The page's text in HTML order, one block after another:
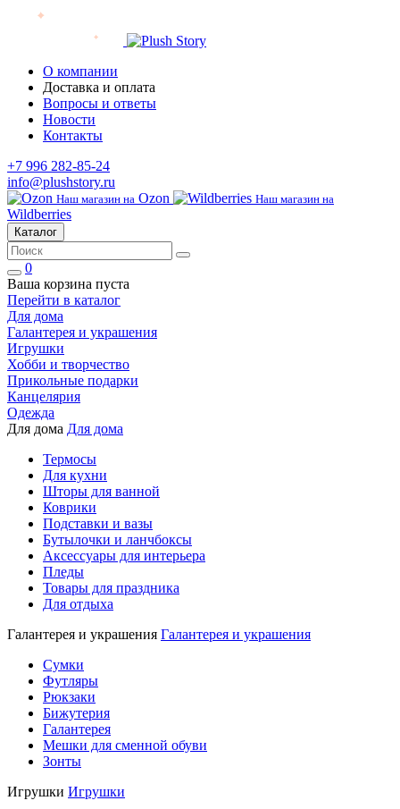
О компании
Доставка и оплата
Вопросы и ответы
Новости
Контакты
+7 996 282-85-24
info@plushstory.ru
Наш магазин на Ozon Наш магазин на
Wildberries
Каталог
0
Ваша корзина пуста
Перейти в каталог
Для дома
Галантерея и украшения
Игрушки
Хобби и творчество
Прикольные подарки
Канцелярия
Одежда
Для дома Для дома
Термосы
Для кухни
Шторы для ванной
Коврики
Подставки и вазы
Бутылочки и ланчбоксы
Аксессуары для интерьера
Пледы
Товары для праздника
Для отдыха
Галантерея и украшения Галантерея и украшения
Сумки
Футляры
Рюкзаки
Бижутерия
Галантерея
Мешки для сменной обуви
Зонты
Игрушки Игрушки